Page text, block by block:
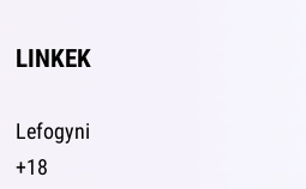
LINKEK
Lefogyni
+18